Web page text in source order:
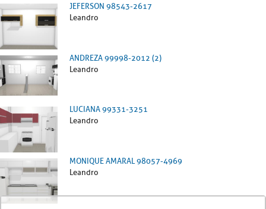
JEFERSON 98543-2617
Leandro
ANDREZA 99998-2012 (2)
Leandro
LUCIANA 99331-3251
Leandro
MONIQUE AMARAL 98057-4969
Leandro